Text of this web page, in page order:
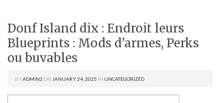
Donf Island dix : Endroit leurs
Blueprints : Mods d’armes, Perks
ou buvables
BY ADMIN2 ON JANUARY 24, 2025 IN UNCATEGORIZED